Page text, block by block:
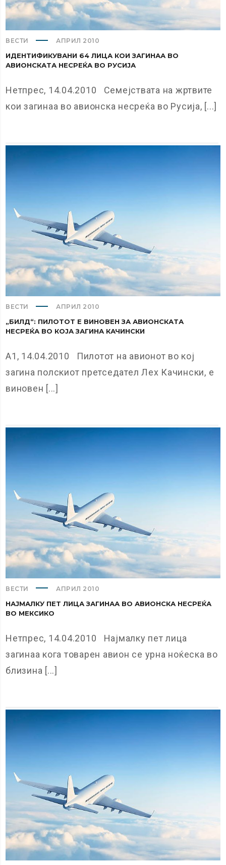
ВЕСТИ АПРИЛ 2010
ИДЕНТИФИКУВАНИ 64 ЛИЦА КОИ ЗАГИНАА ВО
АВИОНСКАТА НЕСРЕЌА ВО РУСИЈА
Нетпрес, 14.04.2010 Семејствата на жртвите
кои загинаа во авионска несреќа во Русија, [...]
ВЕСТИ АПРИЛ 2010
„БИЛД“: ПИЛОТОТ Е ВИНОВЕН ЗА АВИОНСКАТА
НЕСРЕЌА ВО КОЈА ЗАГИНА КАЧИНСКИ
А1, 14.04.2010 Пилотот на авионот во кој
загина полскиот претседател Лех Качински, е
виновен [...]
ВЕСТИ АПРИЛ 2010
НАЈМАЛКУ ПЕТ ЛИЦА ЗАГИНАА ВО АВИОНСКА НЕСРЕЌА
ВО МЕКСИКО
Нетпрес, 14.04.2010 Најмалку пет лица
загинаа кога товарен авион се урна ноќеска во
близина [...]